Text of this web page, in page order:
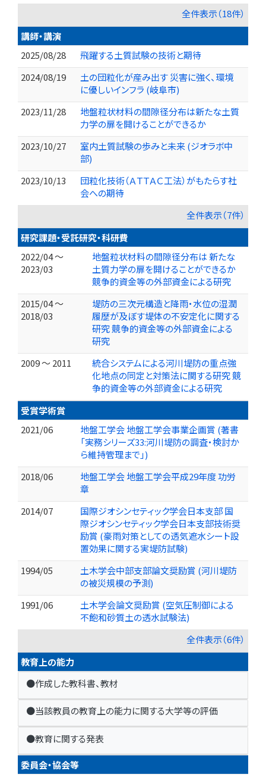
全件表示（18件）
講師・講演
2025/08/28
飛躍する土質試験の技術と期待
2024/08/19
土の団粒化が産み出す 災害に強く、環境
に優しいインフラ (岐阜市)
2023/11/28
地盤粒状材料の間隙径分布は新たな土質
力学の扉を開けることができるか
2023/10/27
室内土質試験の歩みと未来 (ジオラボ中
部)
2023/10/13
団粒化技術（ＡＴＴＡＣ工法）がもたらす社
会への期待
全件表示（7件）
研究課題・受託研究・科研費
2022/04 ～
2023/03
地盤粒状材料の間隙径分布は 新たな
土質力学の扉を開けることができるか
競争的資金等の外部資金による研究
2015/04 ～
2018/03
堤防の三次元構造と降雨・水位の湿潤
履歴が及ぼす堤体の不安定化に関する
研究 競争的資金等の外部資金による
研究
2009 ～ 2011
統合システムによる河川堤防の重点強
化地点の同定と対策法に関する研究 競
争的資金等の外部資金による研究
受賞学術賞
2021/06
地盤工学会 地盤工学会事業企画賞 (著書
「実務シリーズ33:河川堤防の調査・検討か
ら維持管理まで」)
2018/06
地盤工学会 地盤工学会平成29年度 功労
章
2014/07
国際ジオシンセティック学会日本支部 国
際ジオシンセティック学会日本支部技術奨
励賞 (豪雨対策としての透気遮水シート設
置効果に関する実堤防試験)
1994/05
土木学会中部支部論文奨励賞 (河川堤防
の被災規模の予測)
1991/06
土木学会論文奨励賞 (空気圧制御による
不飽和砂質土の透水試験法)
全件表示（6件）
教育上の能力
●作成した教科書、教材
●当該教員の教育上の能力に関する大学等の評価
●教育に関する発表
委員会・協会等